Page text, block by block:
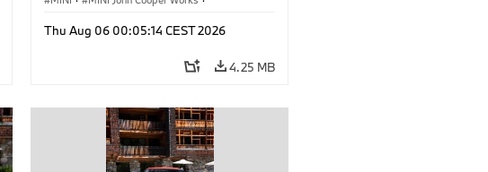
Optional Extras, Accessories
Thu Aug 06 00:05:14 CEST 2026
4.25 MB